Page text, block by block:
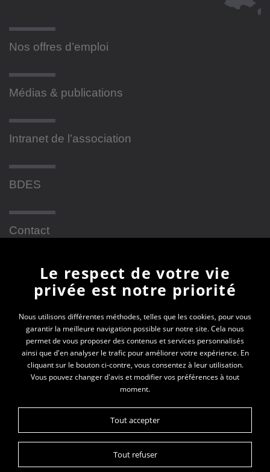
Nos offres d’emploi
Médias & publications
Intranet de l’association
BDES
Contact
Newsletter
En vous inscrivant à la newsletter, vous recevrez
toutes les actualités des PEP 69
Votre e-mail*
Le respect de votre vie
privée est notre priorité
Nous utilisons différentes méthodes, telles que les cookies, pour vous
garantir la meilleure navigation possible sur notre site. Cela nous
permet de vous proposer des contenus et services personnalisés
ainsi que d'en analyser le trafic pour améliorer votre expérience. En
cliquant sur le bouton ci-contre, vous consentez à leur utilisation.
Vous pouvez changer d'avis et modifier vos préférences à tout
moment.
Tout accepter
Tout refuser